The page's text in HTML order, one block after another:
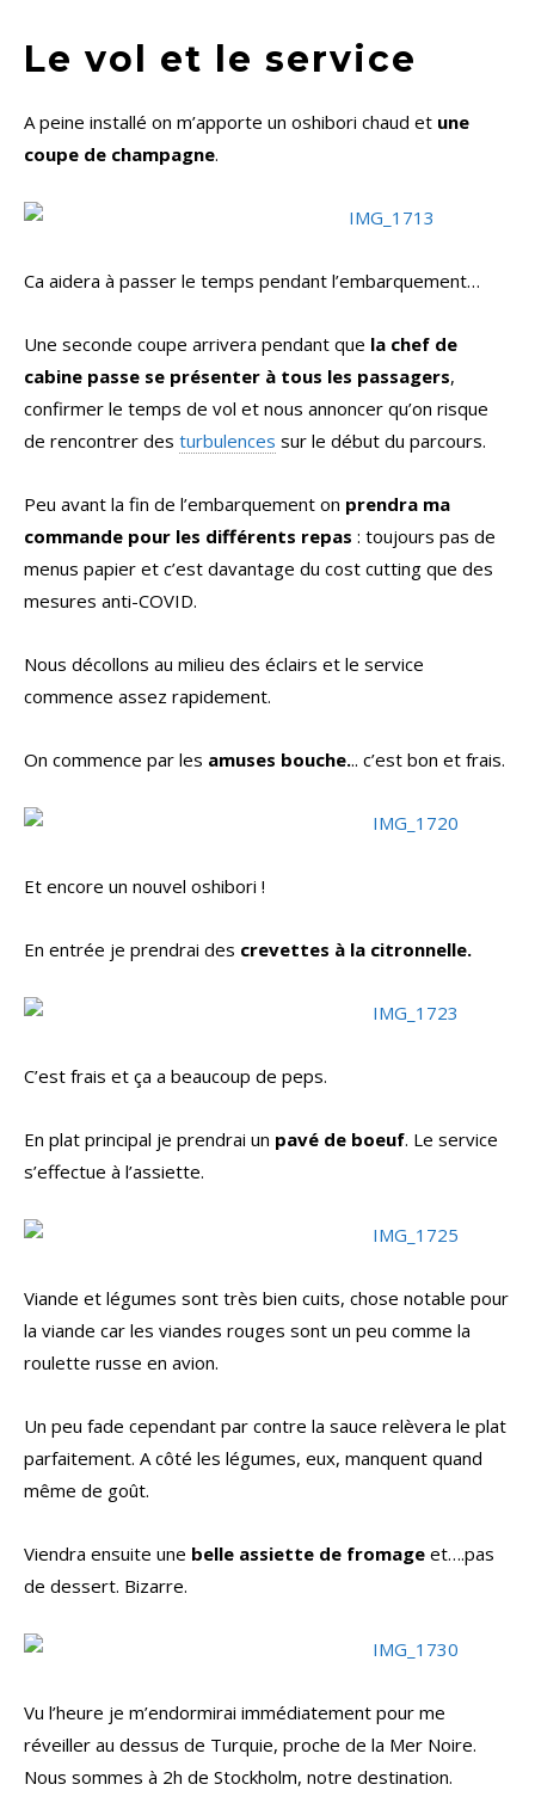
Le vol et le service
A peine installé on m’apporte un oshibori chaud et une
coupe de champagne.
Ca aidera à passer le temps pendant l’embarquement…
Une seconde coupe arrivera pendant que la chef de
cabine passe se présenter à tous les passagers,
confirmer le temps de vol et nous annoncer qu’on risque
de rencontrer des turbulences sur le début du parcours.
Peu avant la fin de l’embarquement on prendra ma
commande pour les différents repas : toujours pas de
menus papier et c’est davantage du cost cutting que des
mesures anti-COVID.
Nous décollons au milieu des éclairs et le service
commence assez rapidement.
On commence par les amuses bouche... c’est bon et frais.
Et encore un nouvel oshibori !
En entrée je prendrai des crevettes à la citronnelle.
C’est frais et ça a beaucoup de peps.
En plat principal je prendrai un pavé de boeuf. Le service
s’effectue à l’assiette.
Viande et légumes sont très bien cuits, chose notable pour
la viande car les viandes rouges sont un peu comme la
roulette russe en avion.
Un peu fade cependant par contre la sauce relèvera le plat
parfaitement. A côté les légumes, eux, manquent quand
même de goût.
Viendra ensuite une belle assiette de fromage et….pas
de dessert. Bizarre.
Vu l’heure je m’endormirai immédiatement pour me
réveiller au dessus de Turquie, proche de la Mer Noire.
Nous sommes à 2h de Stockholm, notre destination.